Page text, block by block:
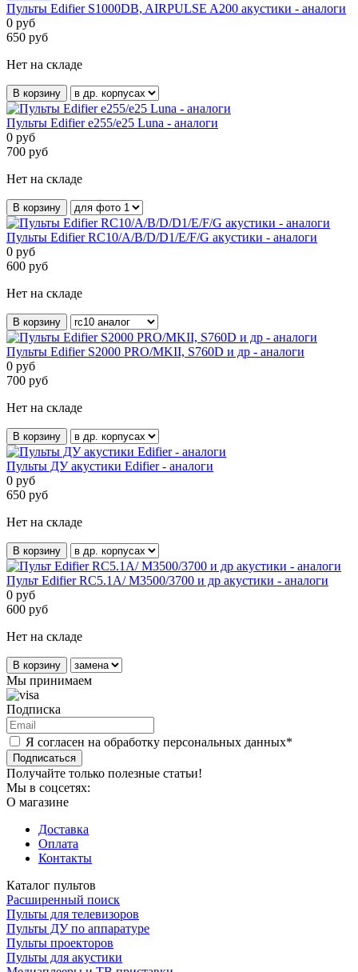
Пульты Edifier S1000DB, AIRPULSE A200 акустики - аналоги
0 руб
650 руб
Нет на складе
В корзину
Пульты Edifier e255/e25 Luna - аналоги
0 руб
700 руб
Нет на складе
В корзину
Пульты Edifier RC10/A/B/D/D1/E/F/G акустики - аналоги
0 руб
600 руб
Нет на складе
В корзину
Пульты Edifier S2000 PRO/MKII, S760D и др - аналоги
0 руб
700 руб
Нет на складе
В корзину
Пульты ДУ акустики Edifier - аналоги
0 руб
650 руб
Нет на складе
В корзину
Пульт Edifier RC5.1A/ M3500/3700 и др акустики - аналоги
0 руб
600 руб
Нет на складе
В корзину
Мы принимаем
Подписка
Я согласен на обработку персональных данных*
Подписаться
Получайте только полезные статьи!
Мы в соцсетях:
О магазине
Доставка
Оплата
Контакты
Каталог пультов
Расширенный поиск
Пульты для телевизоров
Пульты ДУ по аппаратуре
Пульты проекторов
Пульты для акустики